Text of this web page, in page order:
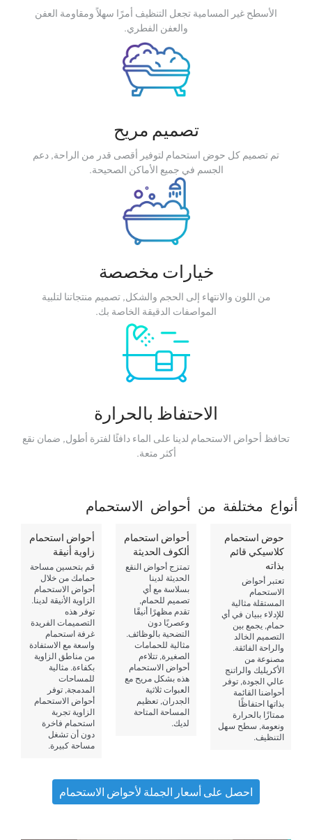
الأسطح غير المسامية تجعل التنظيف أمرًا سهلاً ومقاومة العفن
والعفن الفطري.
تصميم مريح
تم تصميم كل حوض استحمام لتوفير أقصى قدر من الراحة, دعم
الجسم في جميع الأماكن الصحيحة.
خيارات مخصصة
من اللون والانتهاء إلى الحجم والشكل, تصميم منتجاتنا لتلبية
المواصفات الدقيقة الخاصة بك.
الاحتفاظ بالحرارة
تحافظ أحواض الاستحمام لدينا على الماء دافئًا لفترة أطول, ضمان نقع
أكثر متعة.
أنواع مختلفة من أحواض الاستحمام
حوض استحمام
كلاسيكي قائم
بذاته
تعتبر أحواض
الاستحمام
المستقلة مثالية
للإدلاء ببيان في أي
حمام, يجمع بين
التصميم الخالد
والراحة الفائقة.
مصنوعة من
الأكريليك والراتنج
عالي الجودة, توفر
أحواضنا القائمة
بذاتها احتفاظًا
ممتازًا بالحرارة
ونعومة, سطح سهل
التنظيف.
أحواض استحمام
ألكوف الحديثة
تمتزج أحواض النقع
الحديثة لدينا
بسلاسة مع أي
تصميم للحمام,
تقدم مظهرًا أنيقًا
وعصريًا دون
التضحية بالوظائف.
مثالية للحمامات
الصغيرة, تتلاءم
أحواض الاستحمام
هذه بشكل مريح مع
العبوات ثلاثية
الجدران, تعظيم
المساحة المتاحة
لديك.
أحواض استحمام
زاوية أنيقة
قم بتحسين مساحة
حمامك من خلال
أحواض الاستحمام
الزاوية الأنيقة لدينا.
توفر هذه
التصميمات الفريدة
غرفة استحمام
واسعة مع الاستفادة
من مناطق الزاوية
بكفاءة. مثالية
للمساحات
المدمجة, توفر
أحواض الاستحمام
الزاوية تجربة
استحمام فاخرة
دون أن تشغل
مساحة كبيرة.
احصل على أسعار الجملة لأحواض الاستحمام